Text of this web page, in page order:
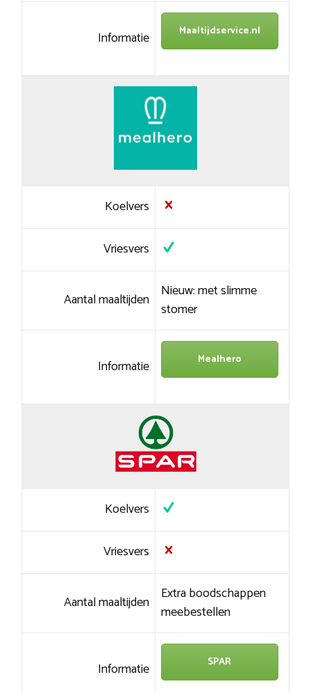
Informatie Maaltijdservice.nl
Koelvers
Vriesvers
Aantal maaltijden Nieuw: met slimme
stomer
Informatie Mealhero
Koelvers
Vriesvers
Aantal maaltijden Extra boodschappen
meebestellen
Informatie SPAR